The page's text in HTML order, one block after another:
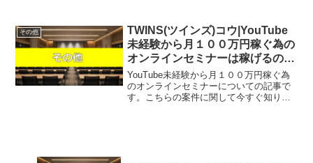
する「スマBiz」は、「スマホ1台で1日10
分」...
その他
TWINS(ツインズ)コウ|YouTube
未経験から月１００万円稼ぐ為の
オンラインセミナーは稼げるのか
投資経験者が判定！口コミや評判
を徹底レビュー！
YouTube未経験から月１００万円稼ぐ為
のオンラインセミナーについての記事で
す。こちらの案件に関して今すぐ知りた